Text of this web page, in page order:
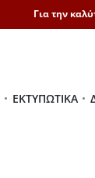
Για την
ΕΚΤΥΠΩΤΙΚΆ